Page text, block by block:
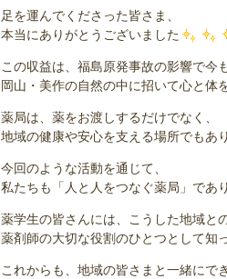
足を運んでくださった皆さま、
本当にありがとうございました
この収益は、福島原発事故の影響で今
岡山・美作の自然の中に招いて心と体
薬局は、薬をお渡しするだけでなく、
地域の健康や安心を支える場所でもあ
今回のような活動を通じて、
私たちも「人と人をつなぐ薬局」であ
薬学生の皆さんには、こうした地域と
薬剤師の大切な役割のひとつとして知
これからも、地域の皆さまと一緒にで